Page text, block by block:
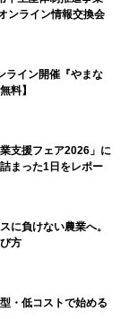
ンライン情報交換会
ライン開催『やまな
料】
支援フェア2026」に
まった1日をレポー
に負けない農業へ。
方
・低コストで始める